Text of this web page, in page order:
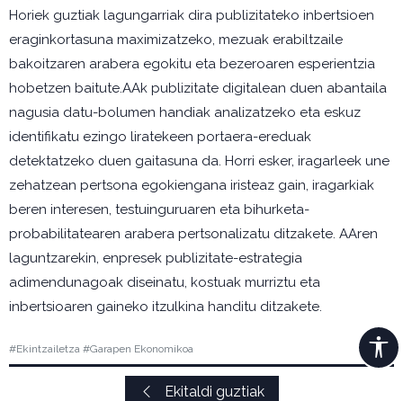
Horiek guztiak lagungarriak dira publizitateko inbertsioen
eraginkortasuna maximizatzeko, mezuak erabiltzaile
bakoitzaren arabera egokitu eta bezeroaren esperientzia
hobetzen baitute.AAk publizitate digitalean duen abantaila
nagusia datu-bolumen handiak analizatzeko eta eskuz
identifikatu ezingo liratekeen portaera-ereduak
detektatzeko duen gaitasuna da. Horri esker, iragarleek une
zehatzean pertsona egokiengana iristeaz gain, iragarkiak
beren interesen, testuinguruaren eta bihurketa-
probabilitatearen arabera pertsonalizatu ditzakete. AAren
laguntzarekin, enpresek publizitate-estrategia
adimendunagoak diseinatu, kostuak murriztu eta
inbertsioaren gaineko itzulkina handitu ditzakete.
#Ekintzailetza #Garapen Ekonomikoa
Ekitaldi guztiak